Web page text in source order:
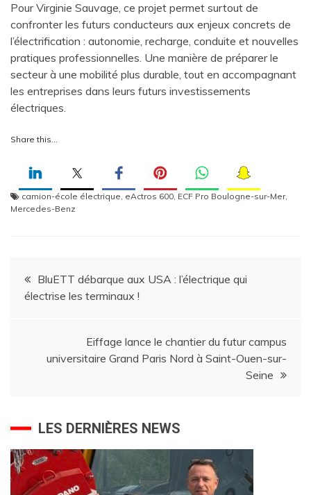
Pour Virginie Sauvage, ce projet permet surtout de
confronter les futurs conducteurs aux enjeux concrets de
l’électrification : autonomie, recharge, conduite et nouvelles
pratiques professionnelles. Une manière de préparer le
secteur à une mobilité plus durable, tout en accompagnant
les entreprises dans leurs futurs investissements
électriques.
Share this…
camion-école électrique, eActros 600, ECF Pro Boulogne-sur-Mer,
Mercedes-Benz
Navigation
de
BluETT débarque aux USA : l’électrique qui
électrise les terminaux !
Eiffage lance le chantier du futur campus
universitaire Grand Paris Nord à Saint-Ouen-sur-
Seine
LES DERNIÈRES NEWS